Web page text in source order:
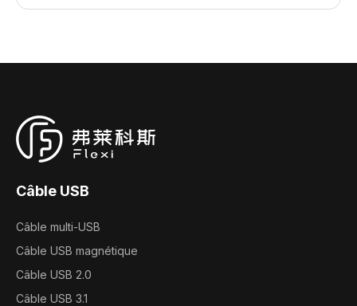
Câble USB
Câble multi-USB
Câble USB magnétique
Câble USB 2.0
Câble USB 3.1